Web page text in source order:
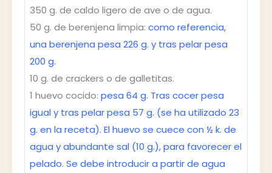
350 g. de caldo ligero de ave o de agua.
50 g. de berenjena limpia: como referencia,
una berenjena pesa 226 g. y tras pelar pesa
200 g.
10 g. de crackers o de galletitas.
1 huevo cocido: pesa 64 g. Tras cocer pesa
igual y tras pelar pesa 57 g. (se ha utilizado 23
g. en la receta). El huevo se cuece con ½ k. de
agua y abundante sal (10 g.), para favorecer el
pelado. Se debe introducir a partir de agua